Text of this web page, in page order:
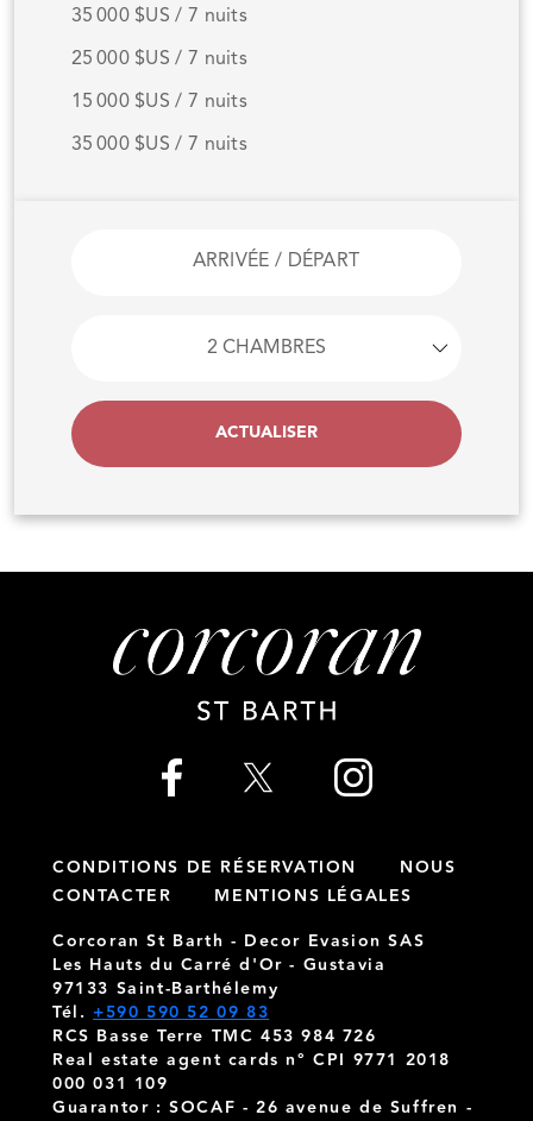
35 000 $US / 7 nuits
25 000 $US / 7 nuits
15 000 $US / 7 nuits
35 000 $US / 7 nuits
ACTUALISER
CONDITIONS DE RÉSERVATION
NOUS
CONTACTER
MENTIONS LÉGALES
Corcoran St Barth - Decor Evasion SAS
Les Hauts du Carré d'Or - Gustavia
97133 Saint-Barthélemy
Tél. +590 590 52 09 83
RCS Basse Terre TMC 453 984 726
Real estate agent cards n° CPI 9771 2018
000 031 109
Guarantor : SOCAF - 26 avenue de Suffren -